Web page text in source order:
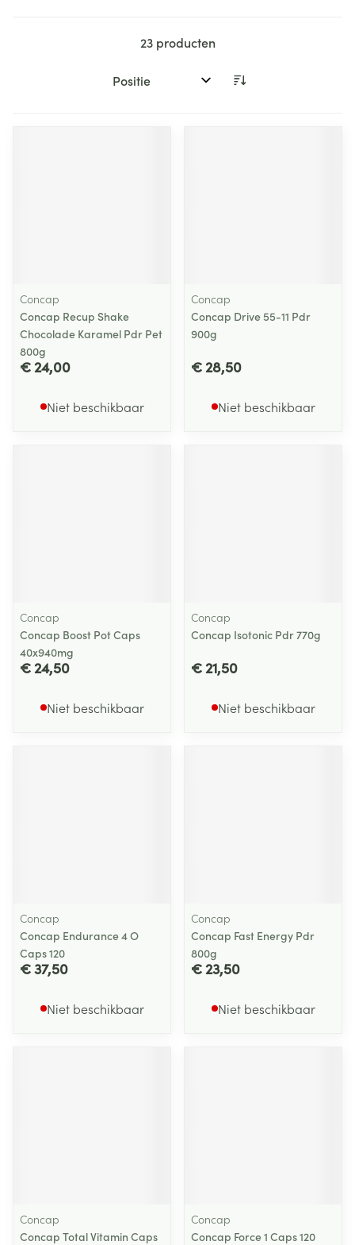
23producten
Sorteer op:
Concap
Concap Recup Shake
Chocolade Karamel Pdr Pet
800g
€ 24,00
Niet beschikbaar
Concap
Concap Drive 55-11 Pdr
900g
€ 28,50
Niet beschikbaar
Concap
Concap Boost Pot Caps
40x940mg
€ 24,50
Niet beschikbaar
Concap
Concap Isotonic Pdr 770g
€ 21,50
Niet beschikbaar
Concap
Concap Endurance 4 O
Caps 120
€ 37,50
Niet beschikbaar
Concap
Concap Fast Energy Pdr
800g
€ 23,50
Niet beschikbaar
Concap
Concap Total Vitamin Caps
Concap
Concap Force 1 Caps 120